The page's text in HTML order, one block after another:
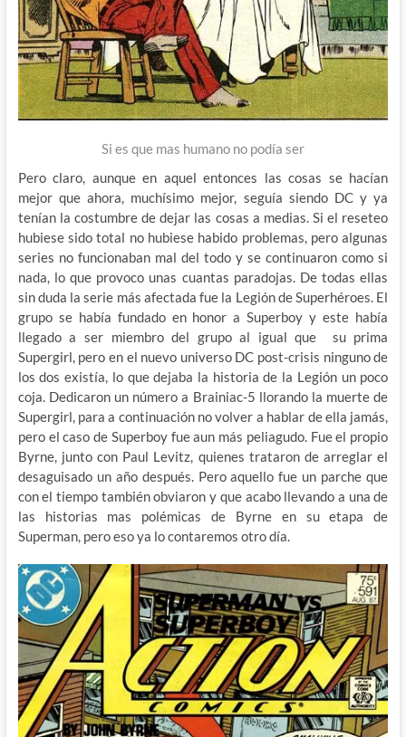
Si es que mas humano no podía ser
Pero claro, aunque en aquel entonces las cosas se hacían
mejor que ahora, muchísimo mejor, seguía siendo DC y ya
tenían la costumbre de dejar las cosas a medias. Si el reseteo
hubiese sido total no hubiese habido problemas, pero algunas
series no funcionaban mal del todo y se continuaron como si
nada, lo que provoco unas cuantas paradojas. De todas ellas
sin duda la serie más afectada fue la Legión de Superhéroes. El
grupo se había fundado en honor a Superboy y este había
llegado a ser miembro del grupo al igual que su prima
Supergirl, pero en el nuevo universo DC post-crisis ninguno de
los dos existía, lo que dejaba la historia de la Legión un poco
coja. Dedicaron un número a Brainiac-5 llorando la muerte de
Supergirl, para a continuación no volver a hablar de ella jamás,
pero el caso de Superboy fue aun más peliagudo. Fue el propio
Byrne, junto con Paul Levitz, quienes trataron de arreglar el
desaguisado un año después. Pero aquello fue un parche que
con el tiempo también obviaron y que acabo llevando a una de
las historias mas polémicas de Byrne en su etapa de
Superman, pero eso ya lo contaremos otro día.